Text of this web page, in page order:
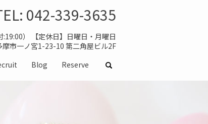
042-339-3635
:19:00） 【定休日】日曜日・月曜日
市一ノ宮1-23-10 第二角屋ビル2F
Blog Reserve search